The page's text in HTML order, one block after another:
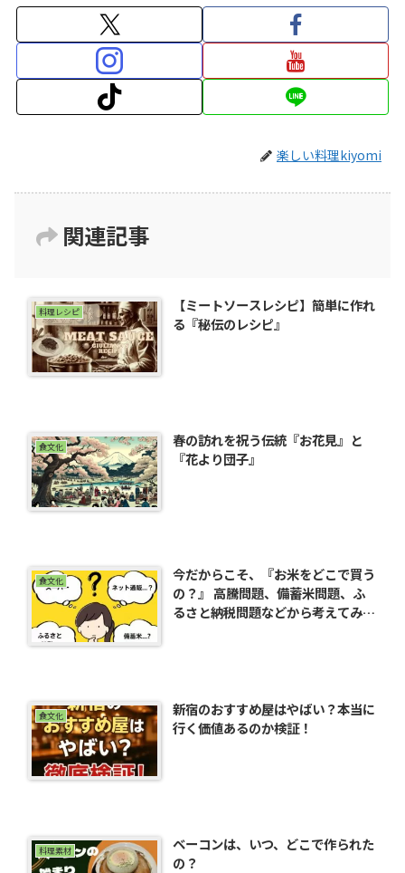
楽しい料理kiyomi
関連記事
料理レシピ
【ミートソースレシピ】簡単に作れ
る『秘伝のレシピ』
食文化
春の訪れを祝う伝統『お花見』と
『花より団子』
食文化
今だからこそ、『お米をどこで買う
の？』 高騰問題、備蓄米問題、ふ
るさと納税問題などから考えてみ
食文化
新宿のおすすめ屋はやばい？本当に
行く価値あるのか検証！
料理素材
ベーコンは、いつ、どこで作られた
の？